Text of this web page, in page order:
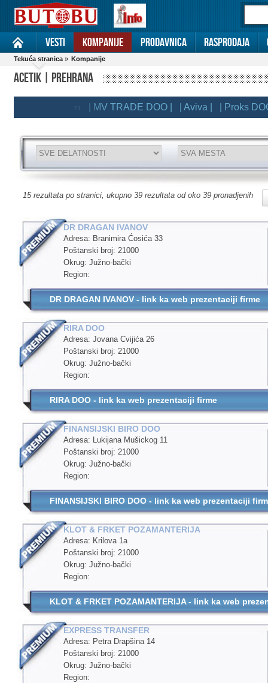
Vesti Kompanije Prodavnica Rasprodaja
Tekuća stranica » Kompanije
ACETIK | PREHRANA
| MV TRADE DOO | | Aviva | | Proks DOO | |
15 rezultata po stranici, ukupno 39 rezultata od oko 39 pronadjenih
DR DRAGAN IVANOV
Adresa: Branimira Ćosića 33
Poštanski broj: 21000
Okrug: Južno-bački
Region:
DR DRAGAN IVANOV - link ka web prezentaciji firme
RIRA DOO
Adresa: Jovana Cvijića 26
Poštanski broj: 21000
Okrug: Južno-bački
Region:
RIRA DOO - link ka web prezentaciji firme
FINANSIJSKI BIRO DOO
Adresa: Lukijana Mušickog 11
Poštanski broj: 21000
Okrug: Južno-bački
Region:
FINANSIJSKI BIRO DOO - link ka web prezentaciji
KLOT & FRKET POZAMANTERIJA
Adresa: Krilova 1a
Poštanski broj: 21000
Okrug: Južno-bački
Region:
KLOT & FRKET POZAMANTERIJA - link ka web
EXPRESS TRANSFER
Adresa: Petra Drapšina 14
Poštanski broj: 21000
Okrug: Južno-bački
Region: